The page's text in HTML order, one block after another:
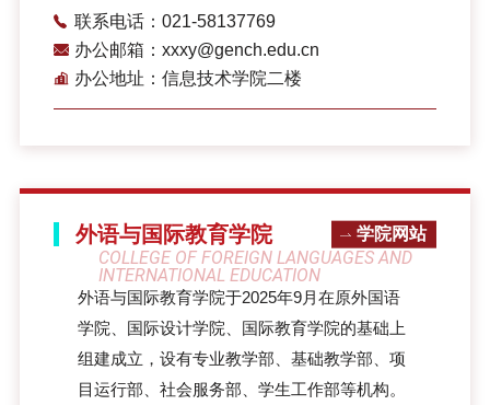
联系电话：021-58137769
办公邮箱：xxxy@gench.edu.cn
办公地址：信息技术学院二楼
外语与国际教育学院
COLLEGE OF FOREIGN LANGUAGES AND
INTERNATIONAL EDUCATION
学院网站
外语与国际教育学院于2025年9月在原外国语
学院、国际设计学院、国际教育学院的基础上
组建成立，设有专业教学部、基础教学部、项
目运行部、社会服务部、学生工作部等机构。